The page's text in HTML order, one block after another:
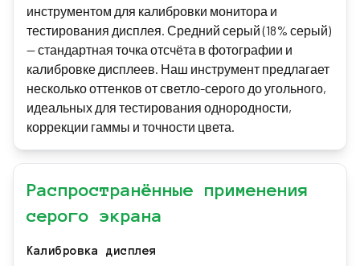
инструментом для калибровки монитора и
тестирования дисплея. Средний серый (18% серый)
— стандартная точка отсчёта в фотографии и
калибровке дисплеев. Наш инструмент предлагает
несколько оттенков от светло-серого до угольного,
идеальных для тестирования однородности,
коррекции гаммы и точности цвета.
Распространённые применения
серого экрана
Калибровка дисплея